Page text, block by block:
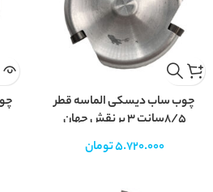
چوب ساب دیسکی الماسه قطر
8/5سانت 3 پر نقش جهان
5.720.000تومان